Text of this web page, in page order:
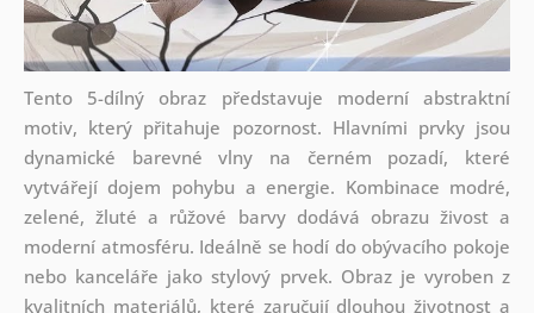
Tento 5-dílný obraz představuje moderní abstraktní
motiv, který přitahuje pozornost. Hlavními prvky jsou
dynamické barevné vlny na černém pozadí, které
vytvářejí dojem pohybu a energie. Kombinace modré,
zelené, žluté a růžové barvy dodává obrazu živost a
moderní atmosféru. Ideálně se hodí do obývacího pokoje
nebo kanceláře jako stylový prvek. Obraz je vyroben z
kvalitních materiálů, které zaručují dlouhou životnost a